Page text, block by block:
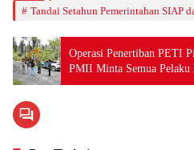
Tandai Setahun Pemerintahan SIAP
Operasi Penertiban PETI
PMII Minta Semua Pelaku